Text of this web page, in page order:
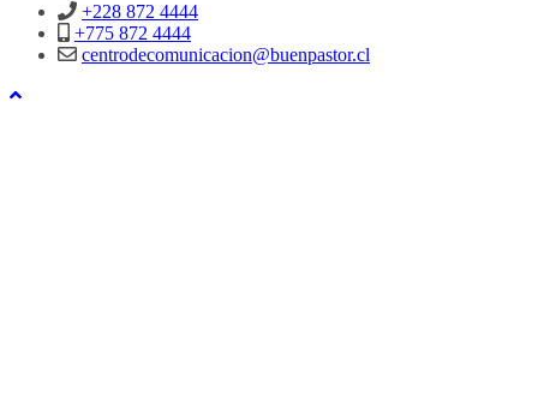
+228 872 4444
+775 872 4444
centrodecomunicacion@buenpastor.cl